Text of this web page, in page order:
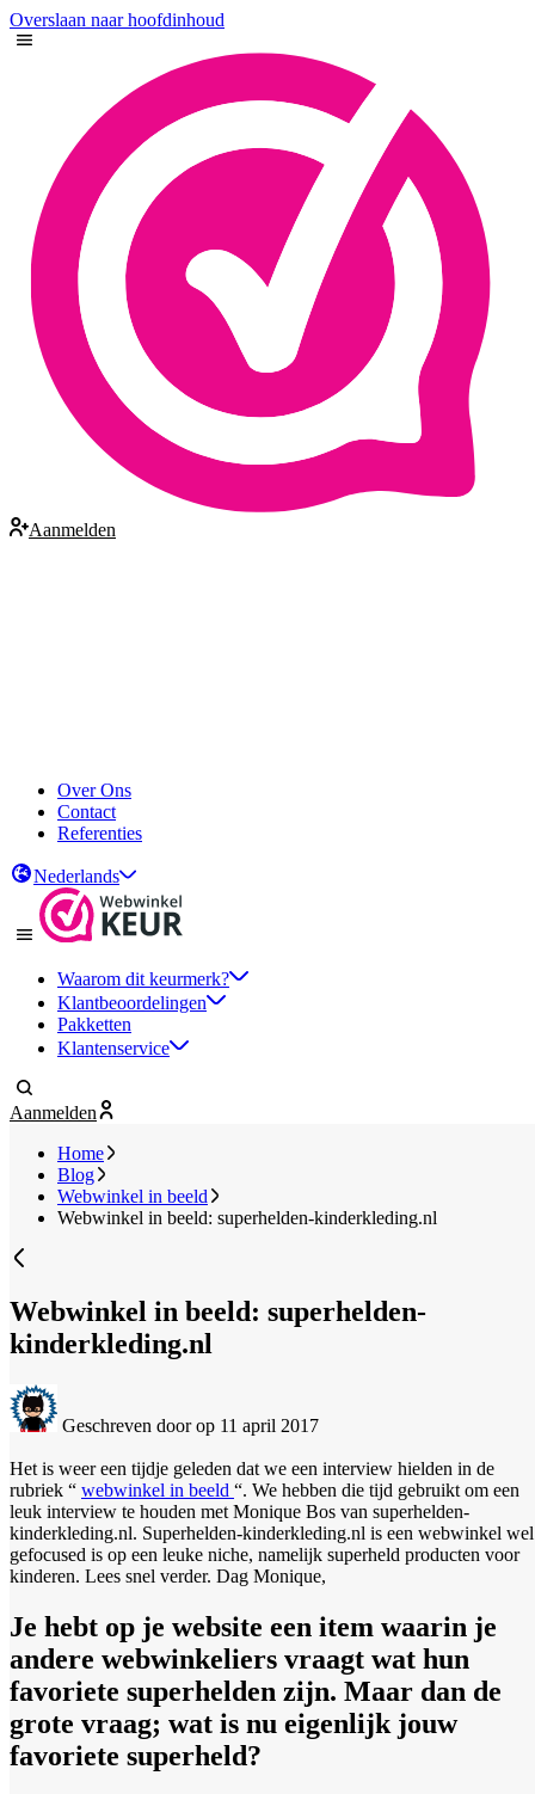
Overslaan naar hoofdinhoud
Aanmelden
Over Ons
Contact
Referenties
Nederlands
Waarom dit keurmerk?
Klantbeoordelingen
Pakketten
Klantenservice
Aanmelden
Home
Blog
Webwinkel in beeld
Webwinkel in beeld: superhelden-kinderkleding.nl
Webwinkel in beeld: superhelden-
kinderkleding.nl
Geschreven doorop 11 april 2017
Het is weer een tijdje geleden dat we een interview hielden in de
rubriek “ webwinkel in beeld “. We hebben die tijd gebruikt om een
leuk interview te houden met Monique Bos van superhelden-
kinderkleding.nl. Superhelden-kinderkleding.nl is een webwinkel wel
gefocused is op een leuke niche, namelijk superheld producten voor
kinderen. Lees snel verder. Dag Monique,
Je hebt op je website een item waarin je
andere webwinkeliers vraagt wat hun
favoriete superhelden zijn. Maar dan de
grote vraag; wat is nu eigenlijk jouw
favoriete superheld?